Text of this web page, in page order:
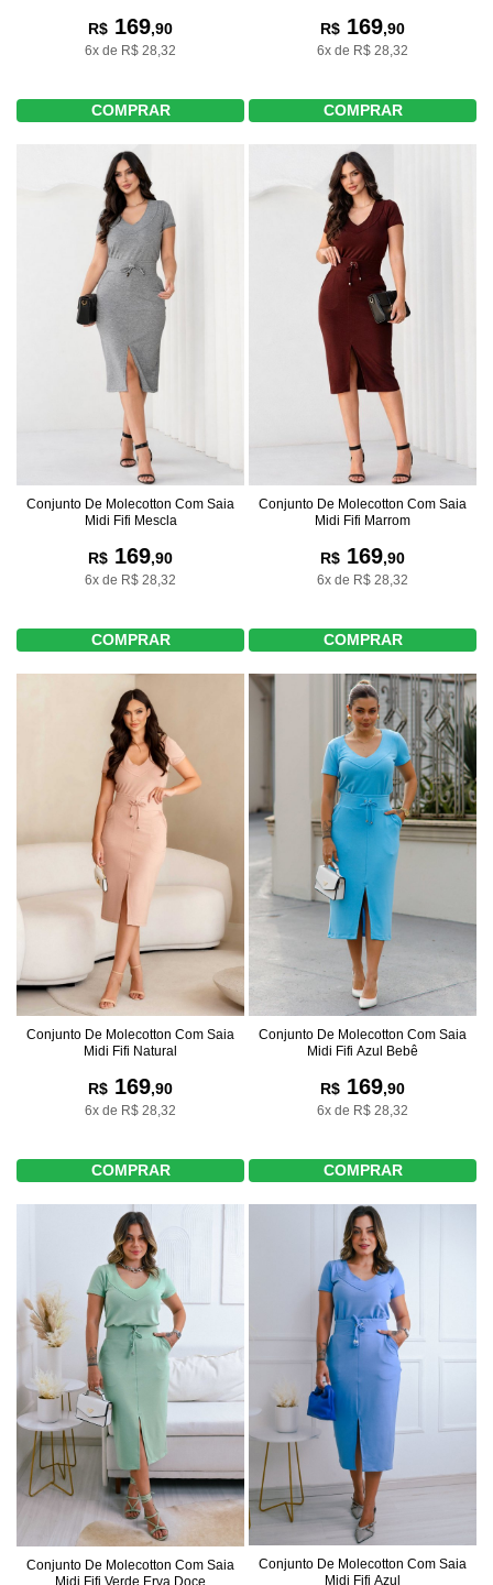
R$ 169,90
6x de R$ 28,32
COMPRAR
R$ 169,90
6x de R$ 28,32
COMPRAR
Conjunto De Molecotton Com Saia
Midi Fifi Mescla
R$ 169,90
6x de R$ 28,32
COMPRAR
Conjunto De Molecotton Com Saia
Midi Fifi Marrom
R$ 169,90
6x de R$ 28,32
COMPRAR
Conjunto De Molecotton Com Saia
Midi Fifi Natural
R$ 169,90
6x de R$ 28,32
COMPRAR
Conjunto De Molecotton Com Saia
Midi Fifi Azul Bebê
R$ 169,90
6x de R$ 28,32
COMPRAR
Conjunto De Molecotton Com Saia
Midi Fifi Verde Erva Doce
Conjunto De Molecotton Com Saia
Midi Fifi Azul